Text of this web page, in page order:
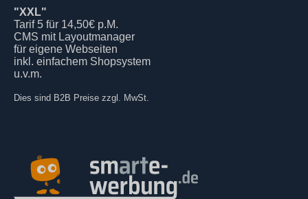
"XXL"
Tarif 5 für 14,50€ p.M.
CMS mit Layoutmanager
für eigene Webseiten
inkl. einfachem Shopsystem
u.v.m.
Dies sind B2B Preise zzgl. MwSt.